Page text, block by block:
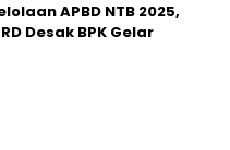
APBD NTB 2025,
Desak BPK Gelar